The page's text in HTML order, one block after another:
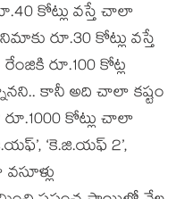
కోట్లు వస్తే చాలా
రూ.30 కోట్లు వస్తే
రేంజికి రూ.100 కోట్ల
కానీ అది చాలా క‌ష్టం
కోట్లు చాలా
‘కె.జి.యఫ్ 2’,